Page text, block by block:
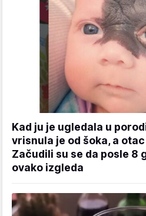
Kad ju je ugledala u
vrisnula je od šoka, a
Začudili su se da posle 8
ovako izgleda